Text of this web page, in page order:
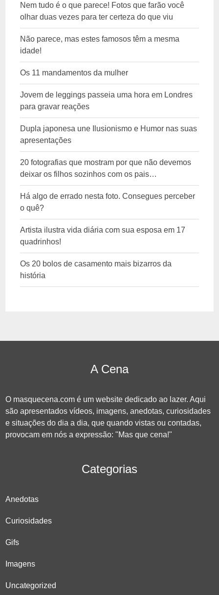
Nem tudo é o que parece! Fotos que farão você
olhar duas vezes para ter certeza do que viu
Não parece, mas estes famosos têm a mesma
idade!
Os 11 mandamentos da mulher
Jovem de leggings passeia uma hora em Londres
para gravar reações
Dupla japonesa une Ilusionismo e Humor nas suas
apresentações
20 fotografias que mostram por que não devemos
deixar os filhos sozinhos com os pais…
Há algo de errado nesta foto. Consegues perceber
o quê?
Artista ilustra vida diária com sua esposa em 17
quadrinhos!
Os 20 bolos de casamento mais bizarros da
história
A Cena
O masquecena.com é um website dedicado ao lazer. Aqui
são apresentados vídeos, imagens, anedotas, curiosidades
e situações do dia a dia, que quando vistas ou contadas,
provocam em nós a expressão: "Mas que cena!"
Categorias
Anedotas
Curiosidades
Gifs
Imagens
Uncategorized